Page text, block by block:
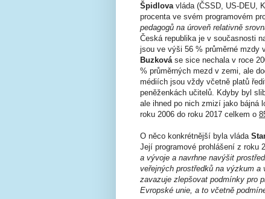
Špidlova vláda (ČSSD, US-DEU,
procenta ve svém programovém
pedagogů na úroveň relativně
Česká republika je v současnosti
jsou ve výši 56 % průměrné mzdy
Buzková se sice nechala v roce
% průměrných mezd v zemi, ale
médiích jsou vždy včetně platů
peněženkách učitelů. Kdyby byl
ale ihned po nich zmizí jako bájná
roku 2006 do roku 2017 celkem o
O něco konkrétnější byla vláda
Její programové prohlášení z roku
a vývoje a navrhne navýšit
veřejných prostředků na výzkum a
zavazuje zlepšovat podmínky pro
Evropské unie, a to včetně